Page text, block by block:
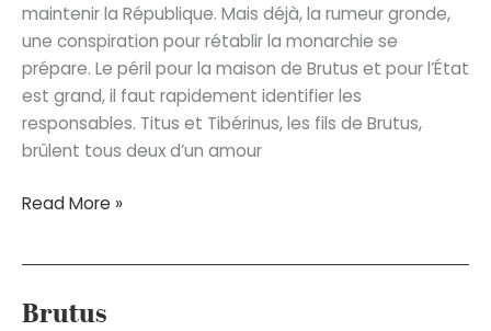
maintenir la République. Mais déjà, la rumeur gronde,
une conspiration pour rétablir la monarchie se
prépare. Le péril pour la maison de Brutus et pour l’État
est grand, il faut rapidement identifier les
responsables. Titus et Tibérinus, les fils de Brutus,
brûlent tous deux d’un amour
Brutus
Read More »
Brutus